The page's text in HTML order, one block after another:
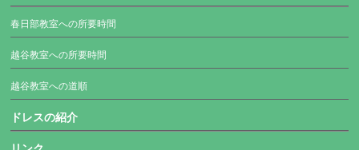
春日部教室への所要時間
越谷教室への所要時間
越谷教室への道順
ドレスの紹介